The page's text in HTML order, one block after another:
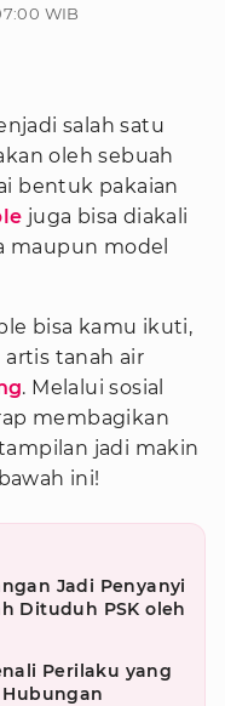
WIB
salah satu
oleh sebuah
bentuk pakaian
juga bisa diakali
maupun model
bisa kamu ikuti,
artis tanah air
. Melalui sosial
membagikan
jadi makin
ini!
Jadi Penyanyi
Dituduh PSK oleh
Perilaku yang